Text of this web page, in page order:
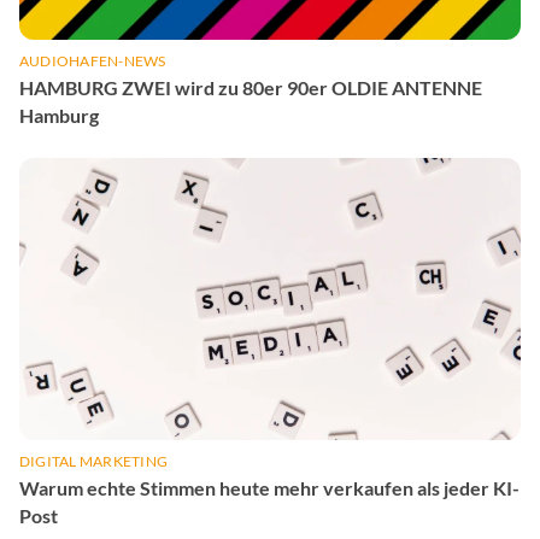
AUDIOHAFEN-NEWS
HAMBURG ZWEI wird zu 80er 90er OLDIE ANTENNE
Hamburg
DIGITAL MARKETING
Warum echte Stimmen heute mehr verkaufen als jeder KI-
Post